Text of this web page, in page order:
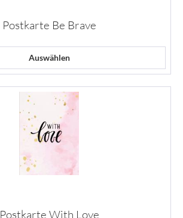
Postkarte Be Brave
Auswählen
Postkarte With Love